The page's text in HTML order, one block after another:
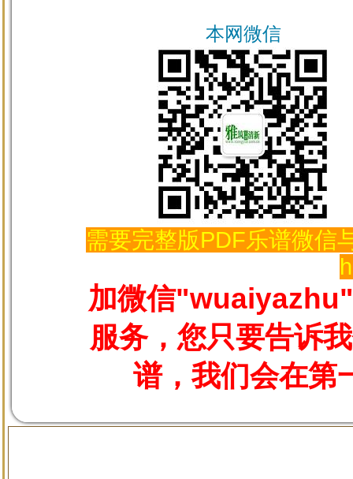
本网微信
需要完整版PDF乐谱微信
加微信
服务，您只要告诉
谱，我们会在第